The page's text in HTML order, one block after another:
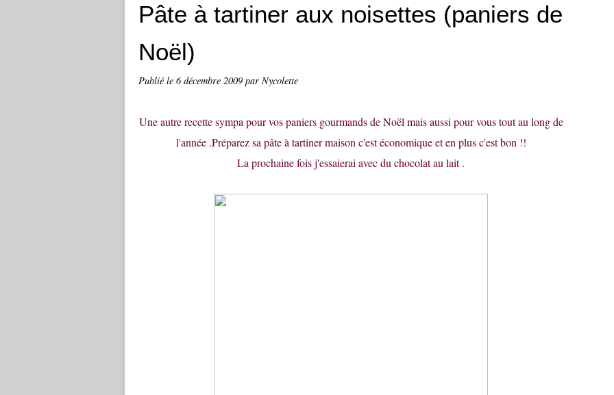
Pâte à tartiner aux noisettes (paniers de
Noël)
Publié le 6 décembre 2009 par Nycolette
Une autre recette sympa pour vos paniers gourmands de Noël mais aussi pour vous tout au long de
l'année .Préparez sa pâte à tartiner maison c'est économique et en plus c'est bon !!
La prochaine fois j'essaierai avec du chocolat au lait .